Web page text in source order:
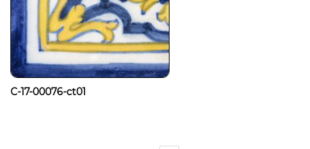
C-17-00076-ct01